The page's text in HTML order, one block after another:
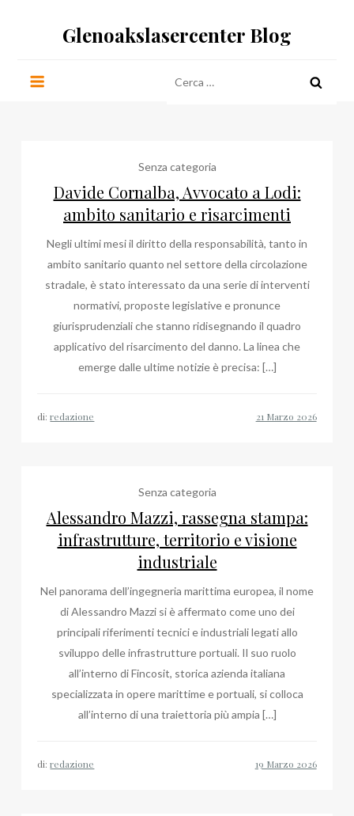
Glenoakslasercenter Blog
per:
Senza categoria
Davide Cornalba, Avvocato a Lodi:
ambito sanitario e risarcimenti
Negli ultimi mesi il diritto della responsabilità, tanto in
ambito sanitario quanto nel settore della circolazione
stradale, è stato interessato da una serie di interventi
normativi, proposte legislative e pronunce
giurisprudenziali che stanno ridisegnando il quadro
applicativo del risarcimento del danno. La linea che
emerge dalle ultime notizie è precisa: […]
di:redazione
Senza categoria
Alessandro Mazzi, rassegna stampa:
infrastrutture, territorio e visione
industriale
Nel panorama dell’ingegneria marittima europea, il nome
di Alessandro Mazzi si è affermato come uno dei
principali riferimenti tecnici e industriali legati allo
sviluppo delle infrastrutture portuali. Il suo ruolo
all’interno di Fincosit, storica azienda italiana
specializzata in opere marittime e portuali, si colloca
all’interno di una traiettoria più ampia […]
di:redazione